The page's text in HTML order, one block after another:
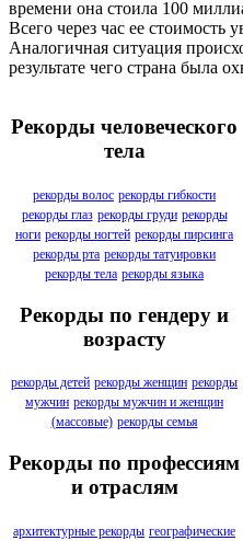
времени она стоила 100
Всего через час ее стоимость
Аналогичная ситуация
результате чего страна была
Рекорды человеческого
тела
рекорды волос рекорды гибкости
рекорды глаз рекорды груди рекорды
ноги рекорды ногтей рекорды пирсинга
рекорды рта рекорды татуировки
рекорды тела рекорды языка
Рекорды по гендеру и
возрасту
рекорды детей рекорды женщин рекорды
мужчин рекорды мужчин и женщин
(массовые) рекорды семья
Рекорды по профессиям
и отраслям
архитектурные рекорды географические